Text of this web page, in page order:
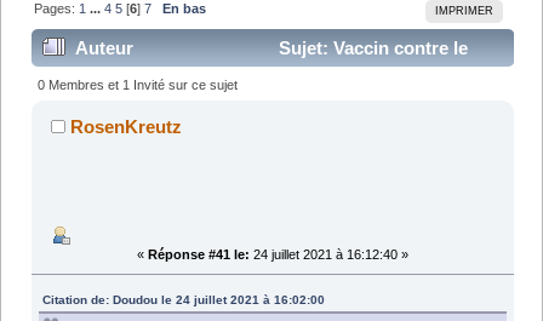
IMPRIMER
Pages: 1 ...4 5 [6]7 En bas
Auteur
Sujet: Vaccin contre le
Covid partagez vos sensations & effets indésirables.
(Lu 149576 fois)
0 Membres et 1 Invité sur ce sujet
RosenKreutz
« Réponse #41 le: 24 juillet 2021 à 16:12:40 »
Citation de: Doudou le 24 juillet 2021 à 16:02:00